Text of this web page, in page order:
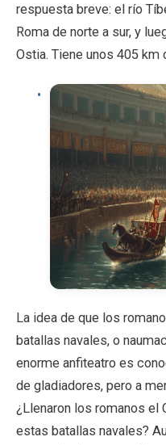
respuesta breve: el río
Roma de norte a sur, y
Ostia. Tiene unos 405 km
La idea de que los
batallas navales, o
enorme anfiteatro es
de gladiadores, pero a
¿Llenaron los romanos el
estas batallas navales?